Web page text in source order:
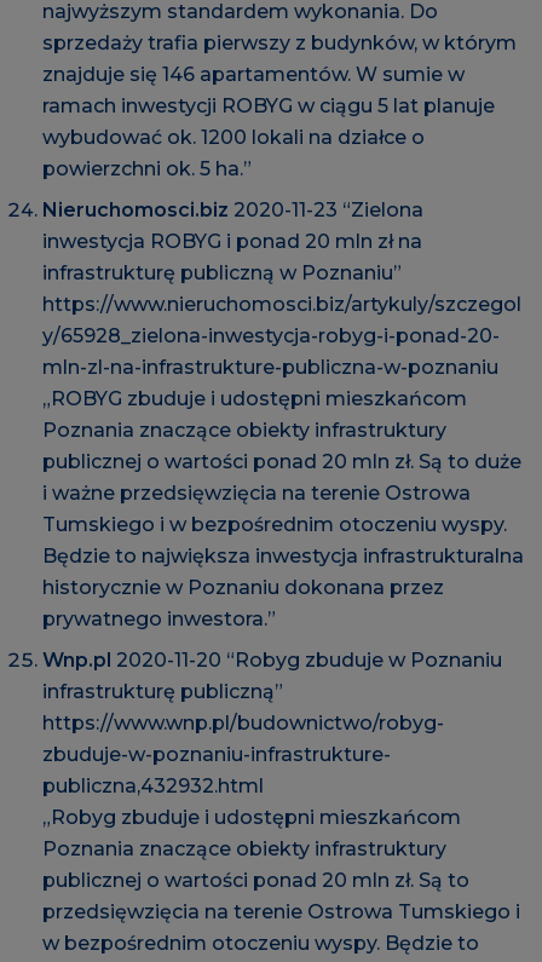
najwyższym standardem wykonania. Do
sprzedaży trafia pierwszy z budynków, w którym
znajduje się 146 apartamentów. W sumie w
ramach inwestycji ROBYG w ciągu 5 lat planuje
wybudować ok. 1200 lokali na działce o
powierzchni ok. 5 ha.”
Nieruchomosci.biz 2020-11-23 “Zielona
inwestycja ROBYG i ponad 20 mln zł na
infrastrukturę publiczną w Poznaniu”
https://www.nieruchomosci.biz/artykuly/szczegol
y/65928_zielona-inwestycja-robyg-i-ponad-20-
mln-zl-na-infrastrukture-publiczna-w-poznaniu
„ROBYG zbuduje i udostępni mieszkańcom
Poznania znaczące obiekty infrastruktury
publicznej o wartości ponad 20 mln zł. Są to duże
i ważne przedsięwzięcia na terenie Ostrowa
Tumskiego i w bezpośrednim otoczeniu wyspy.
Będzie to największa inwestycja infrastrukturalna
historycznie w Poznaniu dokonana przez
prywatnego inwestora.”
Wnp.pl 2020-11-20 “Robyg zbuduje w Poznaniu
infrastrukturę publiczną”
https://www.wnp.pl/budownictwo/robyg-
zbuduje-w-poznaniu-infrastrukture-
publiczna,432932.html
„Robyg zbuduje i udostępni mieszkańcom
Poznania znaczące obiekty infrastruktury
publicznej o wartości ponad 20 mln zł. Są to
przedsięwzięcia na terenie Ostrowa Tumskiego i
w bezpośrednim otoczeniu wyspy. Będzie to